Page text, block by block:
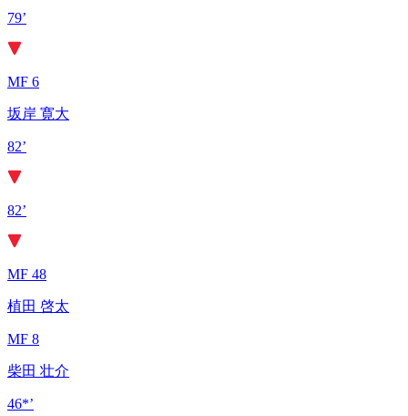
79’
MF 6
坂岸 寛大
82’
82’
MF 48
植田 啓太
MF 8
柴田 壮介
46*’